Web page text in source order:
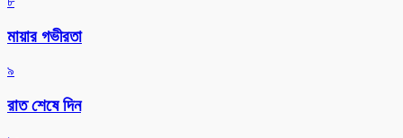
মায়ার গভীরতা
৯
রাত শেষে দিন